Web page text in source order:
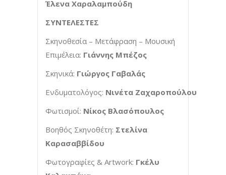
Έλενα Χαραλαμπούδη
ΣΥΝΤΕΛΕΣΤΕΣ
Σκηνοθεσία – Μετάφραση – Μουσική
Επιμέλεια: Γιάννης Μπέζος
Σκηνικά: Γιώργος Γαβαλάς
Ενδυματολόγος: Νινέτα Ζαχαροπούλου
Φωτισμοί: Νίκος Βλασόπουλος
Βοηθός Σκηνοθέτη: Στελίνα
Καρασαββίδου
Φωτογραφίες & Artwork: Γκέλυ